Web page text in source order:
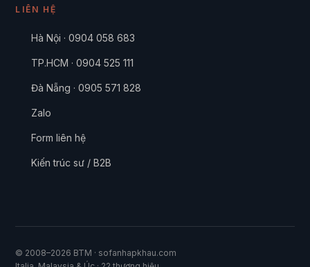
LIÊN HỆ
Hà Nội · 0904 058 683
TP.HCM · 0904 525 111
Đà Nẵng · 0905 571 828
Zalo
Form liên hệ
Kiến trúc sư / B2B
© 2008–2026 BTM · sofanhapkhau.com